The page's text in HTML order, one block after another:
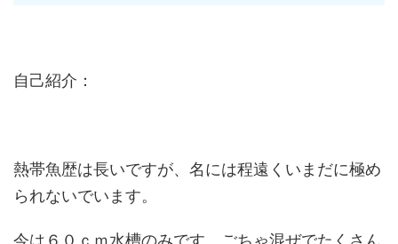
自己紹介：
熱帯魚歴は長いですが、名には程遠くいまだに極め
られないでいます。
今は６０ｃｍ水槽のみです。ごちゃ混ぜでたくさん